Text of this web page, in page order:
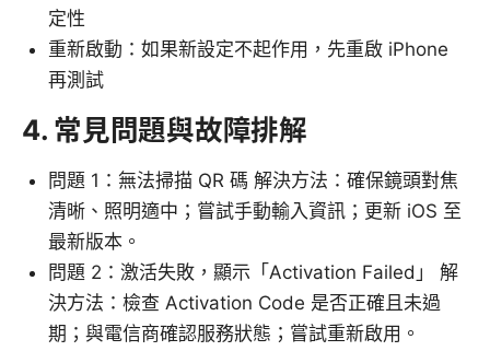
定性
重新啟動：如果新設定不起作用，先重啟 iPhone
再測試
4. 常見問題與故障排解
問題 1：無法掃描 QR 碼 解決方法：確保鏡頭對焦
清晰、照明適中；嘗試手動輸入資訊；更新 iOS 至
最新版本。
問題 2：激活失敗，顯示「Activation Failed」 解
決方法：檢查 Activation Code 是否正確且未過
期；與電信商確認服務狀態；嘗試重新啟用。